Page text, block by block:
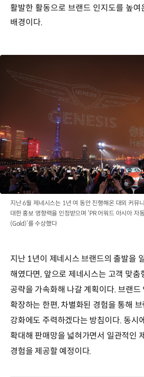
활발한 활동으로 브랜드 인지도를 높여
배경이다.
지난 6월 제네시스는 1년 여 동안 진행해온 대외 커뮤
대한 홍보 영향력을 인정받으며 ‘PR 어워드 아시아 자
(Gold)’를 수상했다
지난 1년이 제네시스 브랜드의 출발을
해였다면, 앞으로 제네시스는 고객 맞춤
공략을 가속화해 나갈 계획이다. 브랜드
확장하는 한편, 차별화된 경험을 통해
강화에도 주력하겠다는 방침이다. 동시
확대해 판매망을 넓혀가면서 일관적인
경험을 제공할 예정이다.